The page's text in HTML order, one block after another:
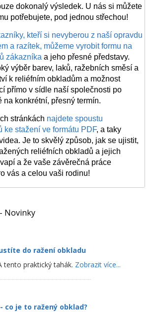
Novinky
do ražení obkladu
tento praktický tahák. Zobrazit více...
co je to ražený obklad?
dokonalý výsledek. U nás si můžete
potřebujete, pod jednou střechou!
kteří si nevyberou z naší opravdu
a razítek, můžeme vyrobit formu na
zákazníka a jeho přesné představy.
výběr barev, laků, ražebních směsí a
k reliéfním obkladům a možnost
přímo v sídle naší společnosti po
na konkrétní, přesný termín.
stránkách najdete spoustu
ke stažení ve formátu PDF, a taky
Je to skvělý způsob, jak se ujistit,
reliéfních obkladů a jejich
a že vaše závěrečná práce
vás a celou vaši rodinu!